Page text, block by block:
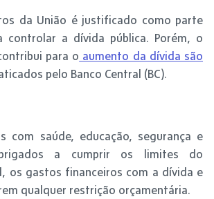
da União é justificado como parte
controlar a dívida pública. Porém, o
para o aumento da dívida são
pelo Banco Central (BC).
com saúde, educação, segurança e
a cumprir os limites do
os gastos financeiros com a dívida e
qualquer restrição orçamentária.